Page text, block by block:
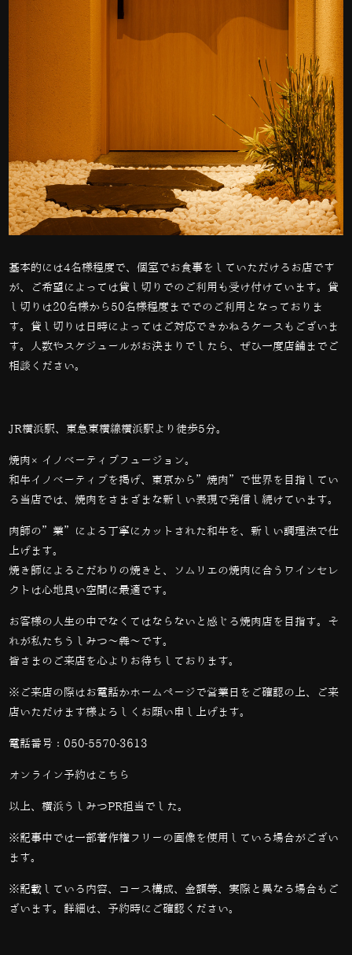
基本的には4名様程度で、個室でお食事をしていただけるお店です
が、ご希望によっては貸し切りでのご利用も受け付けています。貸
し切りは20名様から50名様程度まででのご利用となっておりま
す。貸し切りは日時によってはご対応できかねるケースもございま
す。人数やスケジュールがお決まりでしたら、ぜひ一度店舗までご
相談ください。
JR横浜駅、東急東横線横浜駅より徒歩5分。
焼肉×イノベーティブフュージョン。
和牛イノベーティブを掲げ、東京から”焼肉”で世界を目指してい
る当店では、焼肉をさまざまな新しい表現で発信し続けています。
肉師の”業”による丁寧にカットされた和牛を、新しい調理法で仕
上げます。
焼き師によるこだわりの焼きと、ソムリエの焼肉に合うワインセレ
クトは心地良い空間に最適です。
お客様の人生の中でなくてはならないと感じる焼肉店を目指す。そ
れが私たちうしみつ～犇～です。
皆さまのご来店を心よりお待ちしております。
※ご来店の際はお電話かホームページで営業日をご確認の上、ご来
店いただけます様よろしくお願い申し上げます。
電話番号： 050-5570-3613
オンライン予約は こちら
以上、横浜うしみつPR担当でした。
※記事中では一部著作権フリーの画像を使用している場合がござい
ます。
※記載している内容、コース構成、金額等、実際と異なる場合もご
ざいます。詳細は、予約時にご確認ください。